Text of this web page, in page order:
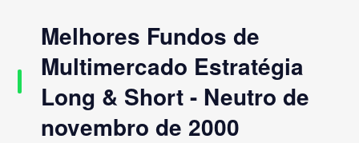
Melhores Fundos de
Multimercado Estratégia
Long & Short - Neutro de
novembro de 2000